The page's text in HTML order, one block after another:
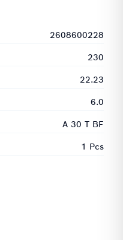
2608600228
230
22.23
6.0
A 30 T BF
1 Pcs